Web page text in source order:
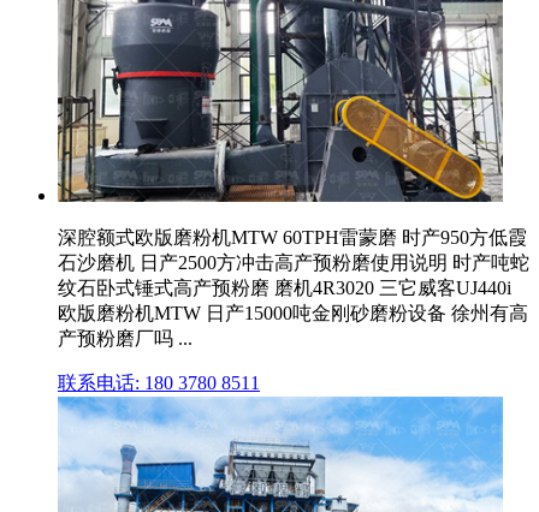
深腔额式欧版磨粉机MTW 60TPH雷蒙磨 时产950方低霞
石沙磨机 日产2500方冲击高产预粉磨使用说明 时产吨蛇
纹石卧式锤式高产预粉磨 磨机4R3020 三它威客UJ440i
欧版磨粉机MTW 日产15000吨金刚砂磨粉设备 徐州有高
产预粉磨厂吗 ...
联系电话: 180 3780 8511